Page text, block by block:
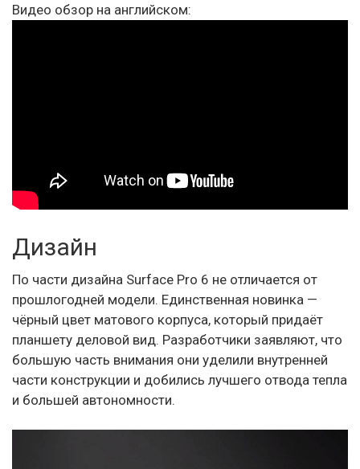
Видео обзор на английском:
Дизайн
По части дизайна Surface Pro 6 не отличается от
прошлогодней модели. Единственная новинка —
чёрный цвет матового корпуса, который придаёт
планшету деловой вид. Разработчики заявляют, что
большую часть внимания они уделили внутренней
части конструкции и добились лучшего отвода тепла
и большей автономности.